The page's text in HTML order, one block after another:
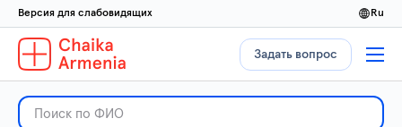
Версия для слабовидящих ru
Задать вопрос